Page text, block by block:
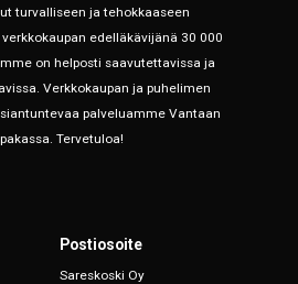
turvalliseen ja tehokkaaseen
edelläkävijänä 30 000
on helposti saavutettavissa ja
Verkkokaupan ja puhelimen
palveluamme Vantaan
Tervetuloa!
Postiosoite
Sareskoski Oy